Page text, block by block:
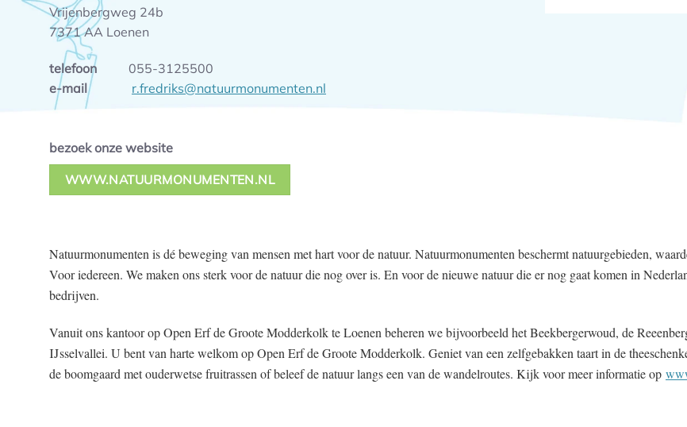
Vrijenbergweg 24b
7371 AA Loenen
telefoon
055-3125500
e-mail
r.fredriks@natuurmonumenten.nl
bezoek onze website
WWW.NATUURMONUMENTEN.NL
Natuurmonumenten is dé beweging van mensen met hart voor de natuur. Natuurmonumenten beschermt natuurgebieden,
Voor iedereen. We maken ons sterk voor de natuur die nog over is. En voor de nieuwe natuur die er nog gaat komen in
bedrijven.
Vanuit ons kantoor op Open Erf de Groote Modderkolk te Loenen beheren we bijvoorbeeld het Beekbergerwoud, de
IJsselvallei. U bent van harte welkom op Open Erf de Groote Modderkolk. Geniet van een zelfgebakken taart in de
de boomgaard met ouderwetse fruitrassen of beleef de natuur langs een van de wandelroutes. Kijk voor meer informatie op